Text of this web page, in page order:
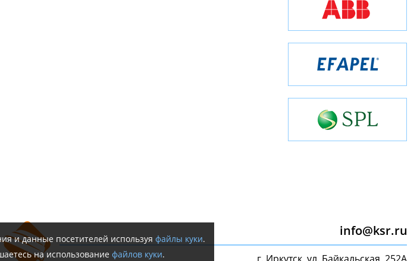
info@ksr.ru
и данные посетителей используя файлы куки.
на использование файлов куки.